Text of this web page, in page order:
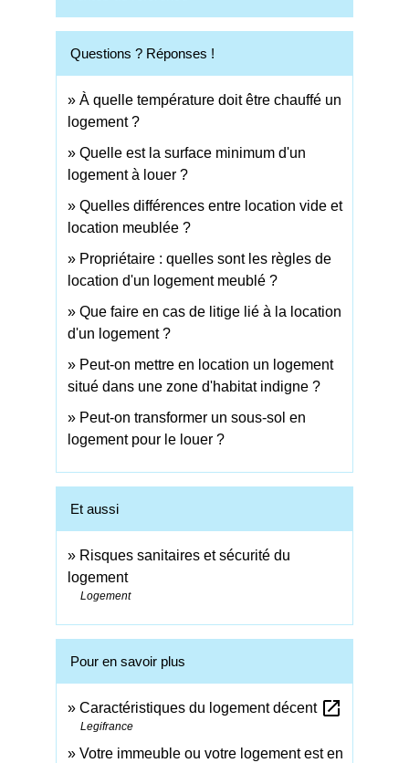
Questions ? Réponses !
À quelle température doit être chauffé un
logement ?
Quelle est la surface minimum d'un
logement à louer ?
Quelles différences entre location vide et
location meublée ?
Propriétaire : quelles sont les règles de
location d'un logement meublé ?
Que faire en cas de litige lié à la location
d'un logement ?
Peut-on mettre en location un logement
situé dans une zone d'habitat indigne ?
Peut-on transformer un sous-sol en
logement pour le louer ?
Et aussi
Risques sanitaires et sécurité du
logement
Logement
Pour en savoir plus
Caractéristiques du logement décent open_in_new
Legifrance
Votre immeuble ou votre logement est en